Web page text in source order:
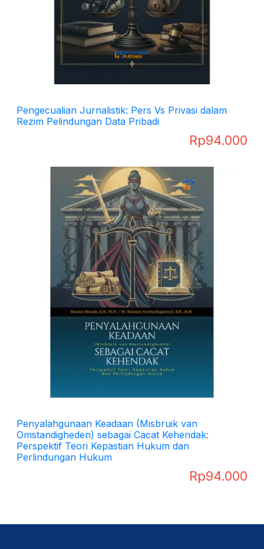
Pengecualian Jurnalistik: Pers Vs Privasi dalam
Rezim Pelindungan Data Pribadi
Rp94.000
Penyalahgunaan Keadaan (Misbruik van
Omstandigheden) sebagai Cacat Kehendak:
Perspektif Teori Kepastian Hukum dan
Perlindungan Hukum
Rp94.000